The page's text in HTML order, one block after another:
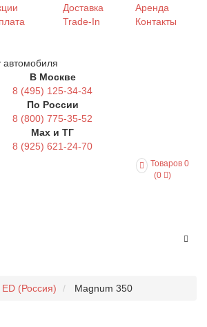
Доставка
Trade-In
Аренда
Контакты
автомобиля
В Москве
8 (495) 125-34-34
По России
8 (800) 775-35-52
Max и ТГ
8 (925) 621-24-70
Товаров 0
(0
)
ED (Россия) Magnum 350